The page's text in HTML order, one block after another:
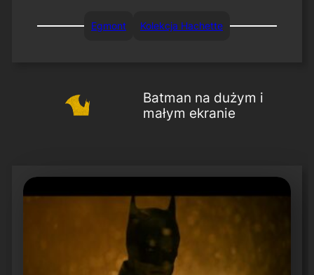
Egmont Kolekcja Hachette
Batman na dużym i
małym ekranie